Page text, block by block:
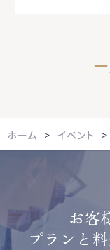
ホーム イベント
お客
プランと